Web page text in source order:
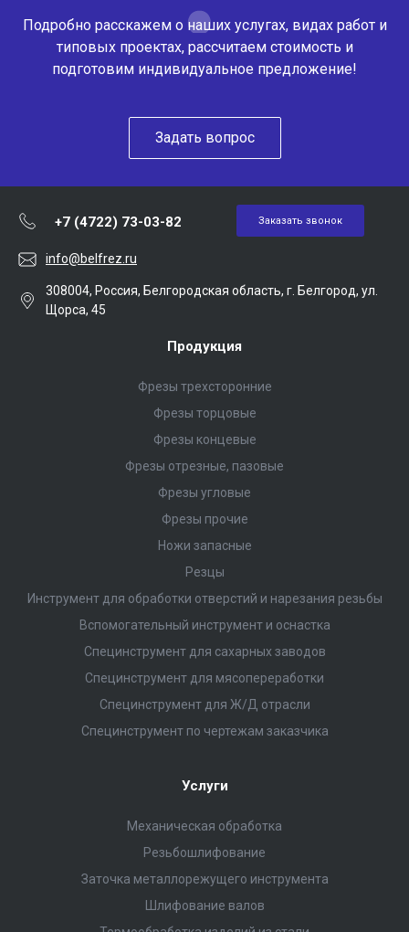
Подробно расскажем о наших услугах, видах работ и
типовых проектах, рассчитаем стоимость и
подготовим индивидуальное предложение!
Задать вопрос
+7 (4722) 73-03-82 Заказать звонок
info@belfrez.ru
308004, Россия, Белгородская область, г. Белгород, ул.
Щорса, 45
Продукция
Фрезы трехсторонние
Фрезы торцовые
Фрезы концевые
Фрезы отрезные, пазовые
Фрезы угловые
Фрезы прочие
Ножи запасные
Резцы
Инструмент для обработки отверстий и нарезания резьбы
Вспомогательный инструмент и оснастка
Специнструмент для сахарных заводов
Специнструмент для мясопереработки
Специнструмент для Ж/Д отрасли
Специнструмент по чертежам заказчика
Услуги
Механическая обработка
Резьбошлифование
Заточка металлорежущего инструмента
Шлифование валов